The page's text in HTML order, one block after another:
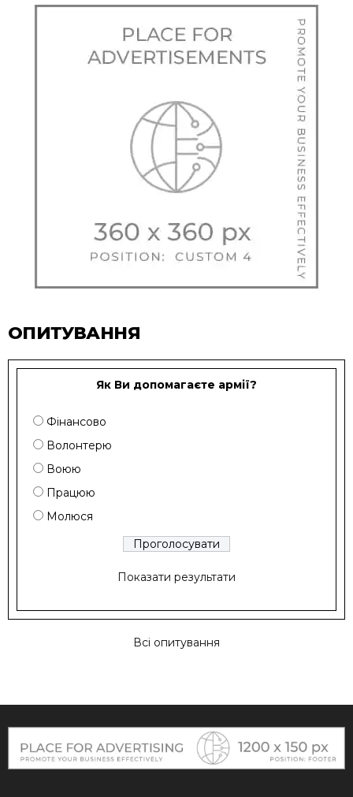
ОПИТУВАННЯ
Як Ви допомагаєте армії?
Фінансово
Волонтерю
Воюю
Працюю
Молюся
Показати результати
Всі опитування